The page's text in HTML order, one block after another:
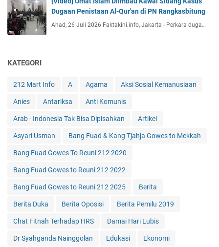
Dugaan Penistaan Al-Qur'an di PN Rangkasbitung
Ahad, 26 Juli 2026 Faktakini.info, Jakarta - Perkara duga…
KATEGORI
212 Mart Info A Agama Aksi Sosial Kemanusiaan
Anies Antariksa Anti Komunis
Arab - Indonesia Tak Bisa Dipisahkan Artikel
Asyari Usman Bang Fuad & Kang Tjahja Gowes to Mekkah
Bang Fuad Gowes To Reuni 212 2020
Bang Fuad Gowes to Reuni 212 2022
Bang Fuad Gowes to Reuni 212 2025 Berita
Berita Duka Berita Oposisi Berita Pemilu 2019
Chat Fitnah Terhadap HRS Damai Hari Lubis
Dr Syahganda Nainggolan Edukasi Ekonomi